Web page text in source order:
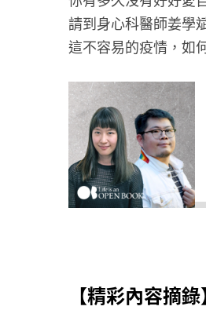
請到身心科醫師姜學
這不容易的疫情，如
【精彩內容摘錄